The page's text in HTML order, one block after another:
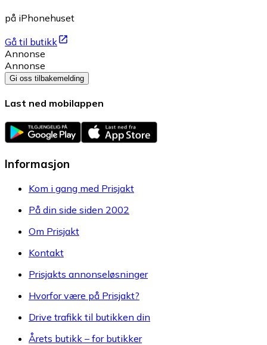
på iPhonehuset
Gå til butikk
Annonse
Annonse
Gi oss tilbakemelding
Last ned mobilappen
Informasjon
Kom i gang med Prisjakt
På din side siden 2002
Om Prisjakt
Kontakt
Prisjakts annonseløsninger
Hvorfor være på Prisjakt?
Drive trafikk til butikken din
Årets butikk – for butikker